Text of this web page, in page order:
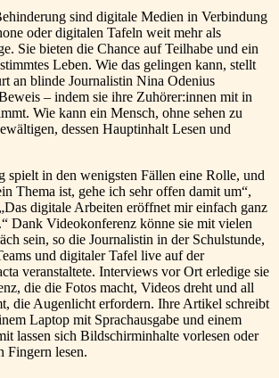
sind digitale Medien in Verbindung
oder digitalen Tafeln weit mehr als
Sie bieten die Chance auf Teilhabe und ein
Leben. Wie das gelingen kann, stellt
an blinde Journalistin Nina Odenius
– indem sie ihre Zuhörer:innen mit in
Wie kann ein Mensch, ohne sehen zu
dessen Hauptinhalt Lesen und
spielt in den wenigsten Fällen eine Rolle, und
Thema ist, gehe ich sehr offen damit um“,
digitale Arbeiten eröffnet mir einfach ganz
Dank Videokonferenz könne sie mit vielen
sein, so die Journalistin in der Schulstunde,
und digitaler Tafel live auf der
veranstaltete. Interviews vor Ort erledige sie
die die Fotos macht, Videos dreht und all
die Augenlicht erfordern. Ihre Artikel schreibt
Laptop mit Sprachausgabe und einem
lassen sich Bildschirminhalte vorlesen oder
Fingern lesen.